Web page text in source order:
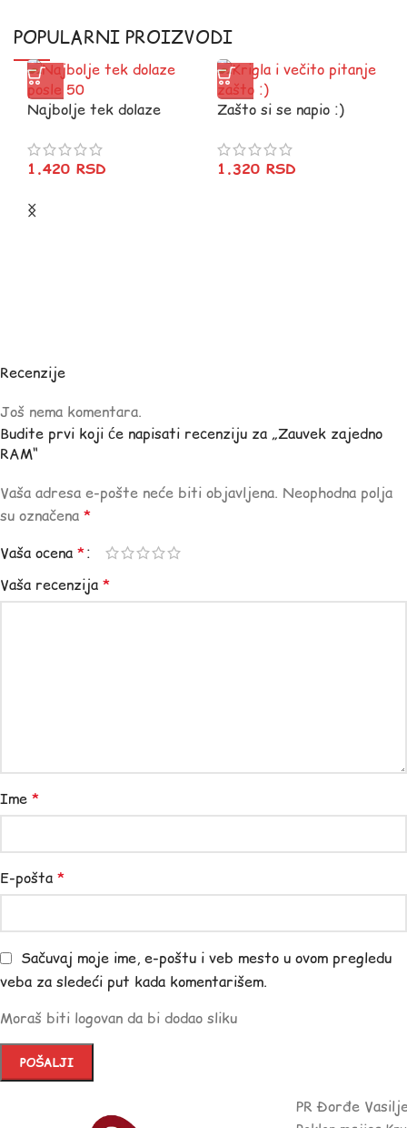
POPULARNI PROIZVODI
Najbolje tek dolaze
1.420 RSD
Zašto si se napio :)
1.320 RSD
Recenzije
Još nema komentara.
Budite prvi koji će napisati recenziju za „Zauvek zajedno
RAM“
Vaša adresa e-pošte neće biti objavljena. Neophodna polja
su označena *
Vaša ocena *
Vaša recenzija *
Ime *
E-pošta *
Sačuvaj moje ime, e-poštu i veb mesto u ovom pregledu
veba za sledeći put kada komentarišem.
Moraš biti logovan da bi dodao sliku
PR Đorđe